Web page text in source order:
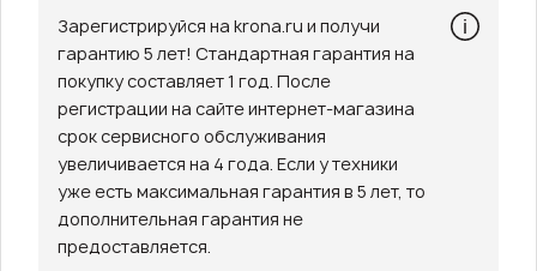
Зарегистрируйся на krona.ru и получи
гарантию 5 лет! Стандартная гарантия на
покупку составляет 1 год. После
регистрации на сайте интернет-магазина
срок сервисного обслуживания
увеличивается на 4 года. Если у техники
уже есть максимальная гарантия в 5 лет, то
дополнительная гарантия не
предоставляется.